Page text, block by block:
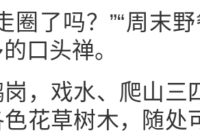
了吗？”“周末野
口头禅。
戏水、爬山三
花草树木，随处